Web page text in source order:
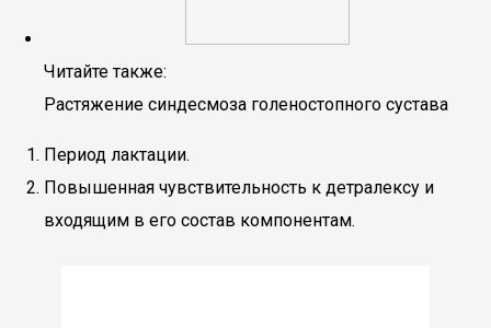
Читайте также:
Растяжение синдесмоза голеностопного сустава
Период лактации.
Повышенная чувствительность к детралексу и
входящим в его состав компонентам.